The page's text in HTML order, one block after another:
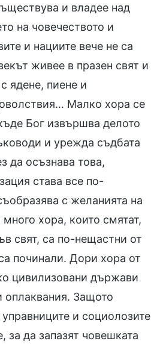
и владее над
на човечеството и
и нациите вече не са
живее в празен свят и
ядене, пиене и
Малко хора се
Бог извършва делото
и урежда съдбата
да осъзнава това,
става все по-
с желанията на
хора, които смятат,
свят, са по-нещастни от
починали. Дори хора от
цивилизовани държави
оплаквания. Защото
и социолозите
за да запазят човешката